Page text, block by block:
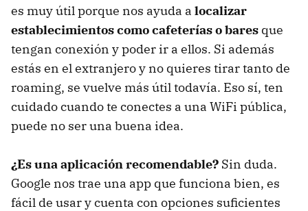
es muy útil porque nos ayuda a localizar
establecimientos como cafeterías o bares que
tengan conexión y poder ir a ellos. Si además
estás en el extranjero y no quieres tirar tanto de
roaming, se vuelve más útil todavía. Eso sí, ten
cuidado cuando te conectes a una WiFi pública,
puede no ser una buena idea.
¿Es una aplicación recomendable? Sin duda.
Google nos trae una app que funciona bien, es
fácil de usar y cuenta con opciones suficientes